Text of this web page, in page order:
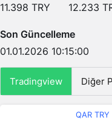
11.398 TRY
12.233
Son Güncelleme
01.01.2026 10:15:00
Tradingview Diğer
QAR